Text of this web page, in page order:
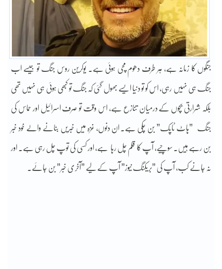
جنگوں کا زمانہ ہے، ہر طرف دھوم مچی ہوئی ہے۔ یوکرین روس جنگ تو جیسے اب
جنگ ہی نہیں رہی، اس کو تو دنیا ایسے بھول گئی کہ جنگ تو کبھی ہوئی ہی نہیں تھی
بلکہ شرارتی بچوں کے درمیان تنازع ہے، اس وقت تو صرف اسرائیل اور حماس کی
جنگ ”ہاٹ ٹاپک” بن چکی ہے۔ ان دنوں، غزہ میں خبریں بنانے والے خود خبر
بن رہے ہیں۔ سوچیے، آپ کا قلم چل رہا ہے، اور کسی کی توپ چل رہی ہے۔ اور
نہ جانے کب، آپ کی ”بریکنگ نیوز” آپ کے لیے ”آخری خبر” بن جائے۔